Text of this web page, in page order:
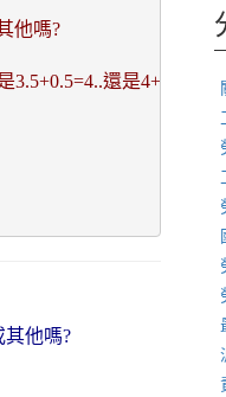
他嗎?
3.5+0.5=4..還是4+0.5=4.5
他嗎?